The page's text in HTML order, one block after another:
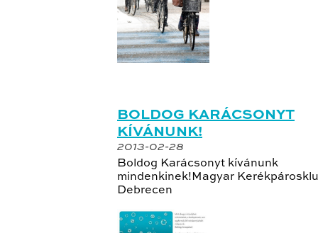
BOLDOG KARÁCSONYT
KÍVÁNUNK!
2013-02-28
Boldog Karácsonyt kívánunk
mindenkinek!Magyar
Debrecen